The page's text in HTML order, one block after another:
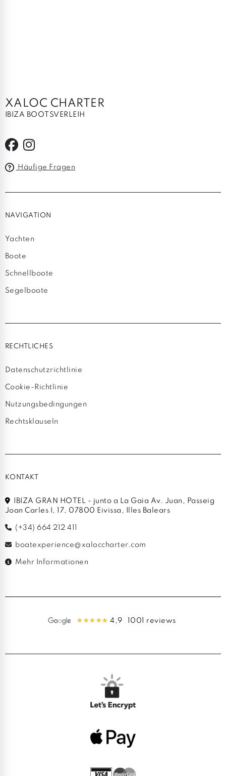
XALOC CHARTER
IBIZA BOOTSVERLEIH
Häufige Fragen
NAVIGATION
Yachten
Boote
Schnellboote
Segelboote
RECHTLICHES
Datenschutzrichtlinie
Cookie-Richtlinie
Nutzungsbedingungen
Rechtsklauseln
KONTAKT
IBIZA GRAN HOTEL - junto a La Gaia Av. Juan, Passeig
Joan Carles I, 17, 07800 Eivissa, Illes Balears
(+34) 664 212 411
boatexperience@xaloccharter.com
Mehr Informationen
4,9 1001 reviews